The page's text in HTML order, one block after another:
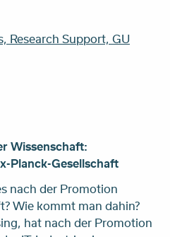
Research Support, GU
Wissenschaft:
Planck-Gesellschaft
nach der Promotion
Wie kommt man dahin?
hat nach der Promotion